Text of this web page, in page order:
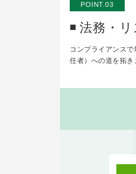
POINT.03
法務・
コンプライアンス
任者）への道を拓き